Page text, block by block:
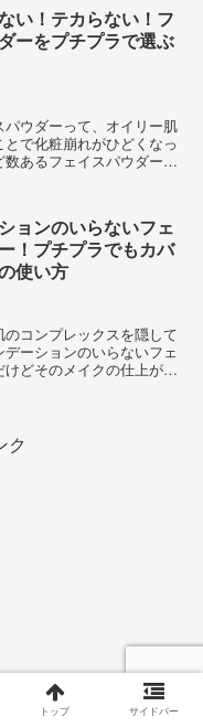
い！テカらない！フ
ーをプチプラで選ぶ
ウダーって、オイリー肌
で化粧崩れがひどくなっ
あるフェイスパウダー、
ョンのいらないフェ
！プチプラでもカバ
使い方
コンプレックスを隠して
ーションのいらないフェ
どそのメイクの仕上がり
ク
トップ サイドバー